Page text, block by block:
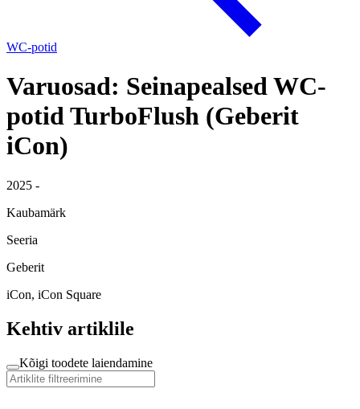
WC-potid
Varuosad: Seinapealsed WC-
potid TurboFlush (Geberit
iCon)
2025 -
Kaubamärk
Seeria
Geberit
iCon, iCon Square
Kehtiv artiklile
Kõigi toodete laiendamine